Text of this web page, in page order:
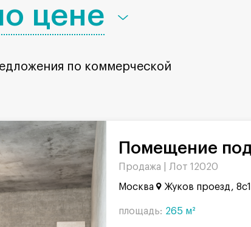
цене
по коммерческой
Помещение
Продажа | Лот 12020
Москва Жуков проезд, 8с1
площадь: 265 м²